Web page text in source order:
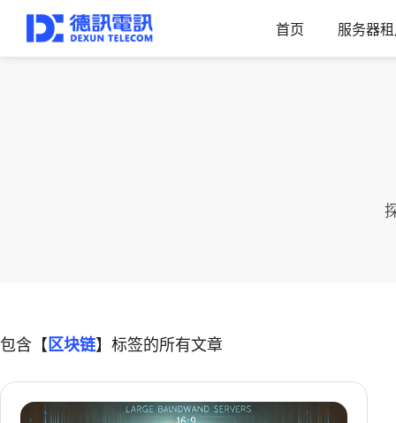
首页 服务器
包含【 区块链】标签的所有文章